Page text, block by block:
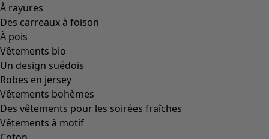
À rayures
Des carreaux à foison
À pois
Vêtements bio
Un design suédois
Robes en jersey
Vêtements bohèmes
Des vêtements pour les soirées fraîches
Vêtements à motif